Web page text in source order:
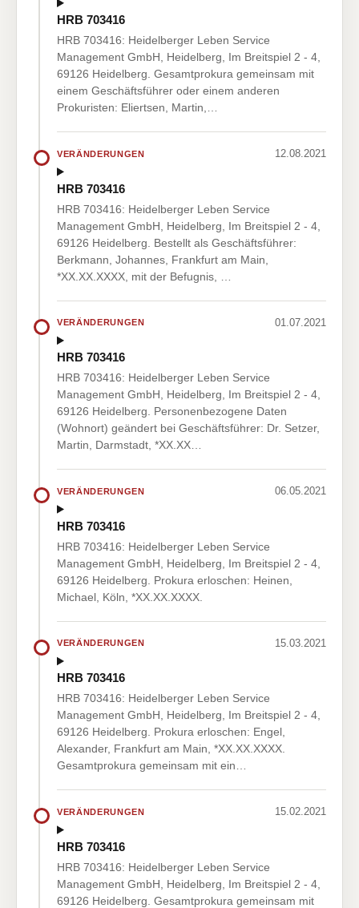
HRB 703416
HRB 703416: Heidelberger Leben Service
Management GmbH, Heidelberg, Im Breitspiel 2 - 4,
69126 Heidelberg. Gesamtprokura gemeinsam mit
einem Geschäftsführer oder einem anderen
Prokuristen: Eliertsen, Martin,…
VERÄNDERUNGEN 12.08.2021
HRB 703416
HRB 703416: Heidelberger Leben Service
Management GmbH, Heidelberg, Im Breitspiel 2 - 4,
69126 Heidelberg. Bestellt als Geschäftsführer:
Berkmann, Johannes, Frankfurt am Main,
*XX.XX.XXXX, mit der Befugnis, …
VERÄNDERUNGEN 01.07.2021
HRB 703416
HRB 703416: Heidelberger Leben Service
Management GmbH, Heidelberg, Im Breitspiel 2 - 4,
69126 Heidelberg. Personenbezogene Daten
(Wohnort) geändert bei Geschäftsführer: Dr. Setzer,
Martin, Darmstadt, *XX.XX…
VERÄNDERUNGEN 06.05.2021
HRB 703416
HRB 703416: Heidelberger Leben Service
Management GmbH, Heidelberg, Im Breitspiel 2 - 4,
69126 Heidelberg. Prokura erloschen: Heinen,
Michael, Köln, *XX.XX.XXXX.
VERÄNDERUNGEN 15.03.2021
HRB 703416
HRB 703416: Heidelberger Leben Service
Management GmbH, Heidelberg, Im Breitspiel 2 - 4,
69126 Heidelberg. Prokura erloschen: Engel,
Alexander, Frankfurt am Main, *XX.XX.XXXX.
Gesamtprokura gemeinsam mit ein…
VERÄNDERUNGEN 15.02.2021
HRB 703416
HRB 703416: Heidelberger Leben Service
Management GmbH, Heidelberg, Im Breitspiel 2 - 4,
69126 Heidelberg. Gesamtprokura gemeinsam mit